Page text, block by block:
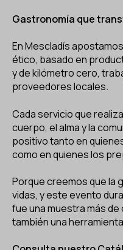
Gastronomía que
En Mescladís
ético, basado en
y de kilómetro cero,
proveedores locales.
Cada servicio que
cuerpo, el alma y la
positivo tanto en
como en quienes los
Porque creemos que la
vidas, y este evento
fue una muestra más
también una